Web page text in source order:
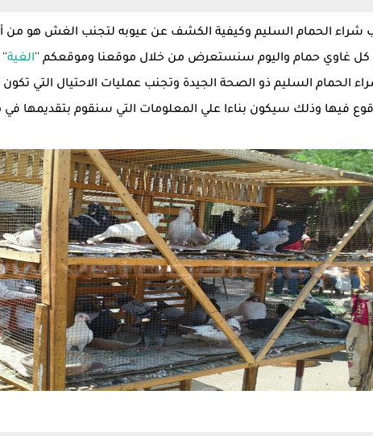
شراء الحمام السليم وكيفية الكشف عن عيوبه لتجنب الغش هو من
كل غاوي حمام واليوم سنستعرض من خلال موقعنا وموقعكم ''الغية''
الحمام السليم ذو الصحة الجيدة وتجنب عمليات الاحتيال التي
فيها وذلك سيكون بناءا علي المعلومات التي سنقوم بتقديمها